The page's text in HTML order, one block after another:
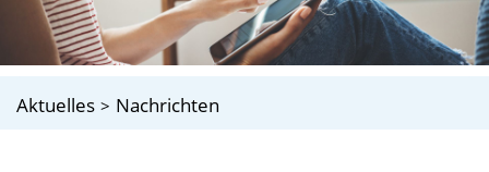
Aktuelles Nachrichten